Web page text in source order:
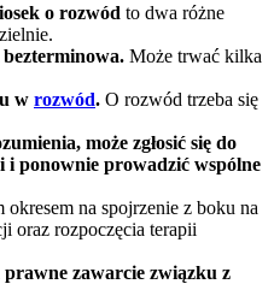
o rozwód to dwa różne
bezterminowa. Może trwać kilka
w rozwód. O rozwód trzeba się
może zgłosić się do
i ponownie prowadzić wspólne
okresem na spojrzenie z boku na
oraz rozpoczęcia terapii
zawarcie związku z